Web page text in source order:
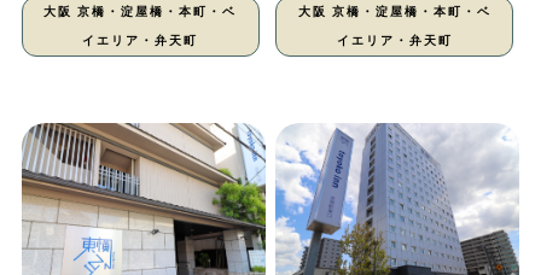
大阪 京橋・淀屋橋・本町・ベ
イエリア・弁天町
大阪 京橋・淀屋橋・本町・ベ
イエリア・弁天町